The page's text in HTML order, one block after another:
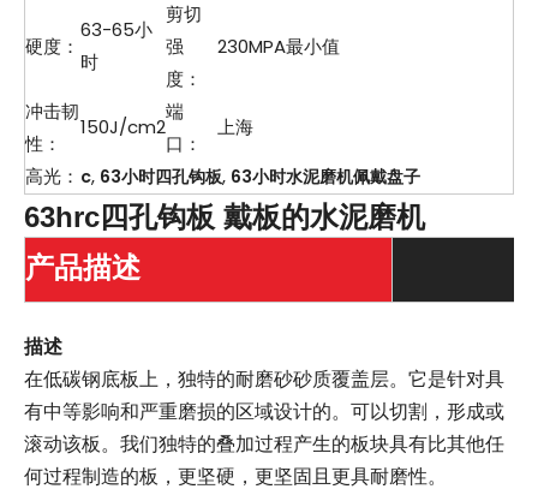
硬度：
63-65小
时
剪切
强
度：
230MPA最小值
冲击韧
性：
150J/cm2
端
口：
上海
高光： c, 63小时四孔钩板, 63小时水泥磨机佩戴盘子
63hrc四孔钩板 戴板的水泥磨机
产品描述
描述
在低碳钢底板上，独特的耐磨砂砂质覆盖层。它是针对具
有中等影响和严重磨损的区域设计的。可以切割，形成或
滚动该板。我们独特的叠加过程产生的板块具有比其他任
何过程制造的板，更坚硬，更坚固且更具耐磨性。